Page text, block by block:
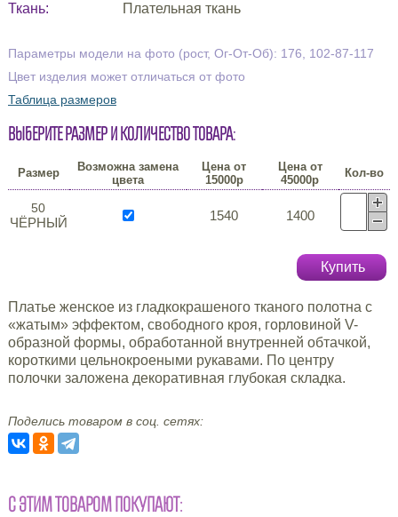
Ткань:
Плательная ткань
Параметры модели на фото (рост, Ог-От-Об): 176, 102-87-117
Цвет изделия может отличаться от фото
Таблица размеров
Выберите размер и количество товара:
Размер
Возможна замена
цвета
Цена от
15000р
Цена от
45000р
Кол-во
50
ЧЁРНЫЙ 1540 1400
Купить
Платье женское из гладкокрашеного тканого полотна с
«жатым» эффектом, свободного кроя, горловиной V-
образной формы, обработанной внутренней обтачкой,
короткими цельнокроеными рукавами. По центру
полочки заложена декоративная глубокая складка.
Поделись товаром в соц. сетях:
С ЭТИМ ТОВАРОМ ПОКУПАЮТ: